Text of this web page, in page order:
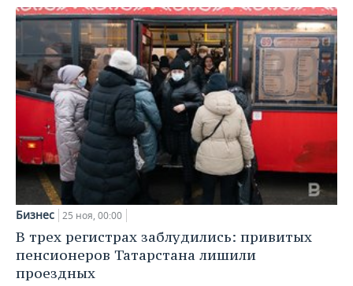
Бизнес 25 ноя, 00:00
В трех регистрах заблудились: привитых
пенсионеров Татарстана лишили
проездных